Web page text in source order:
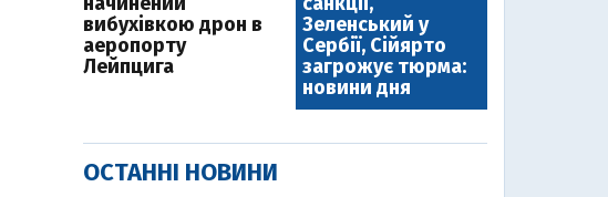
вибухівкою дрон в
аеропорту
Лейпцига
Зеленський у
Сербії, Сійярто
загрожує тюрма:
новини дня
ОСТАННІ НОВИНИ